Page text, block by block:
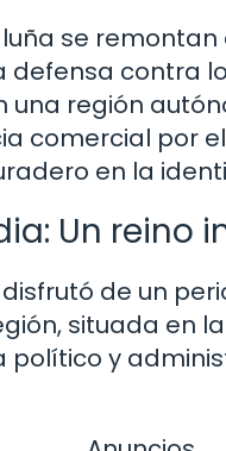
se
contra
una región
comercial por
en la
Un reino
de un
situada en
y